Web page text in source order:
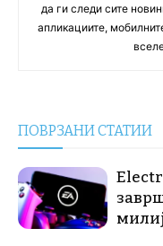
да ги следи сите
апликациите,
ПОВРЗАНИ СТАТИИ